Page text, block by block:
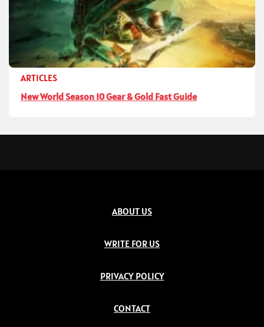
ARTICLES
New World Season 10 Gear & Gold Fast Guide
ABOUT US
WRITE FOR US
PRIVACY POLICY
CONTACT